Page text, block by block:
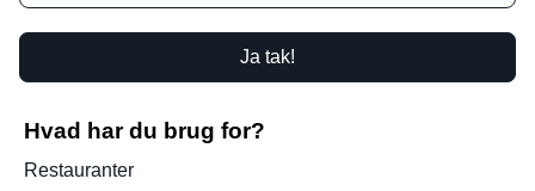
Ja tak!
Hvad har du brug for?
Restauranter